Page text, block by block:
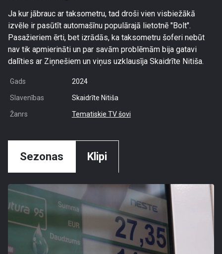
Ja kur jābrauc ar taksometru, tad droši vien visbiežākā
izvēle ir pasūtīt automašīnu populārajā lietotnē "Bolt".
Pasažieriem ērti, bet izrādās, ka taksometru šoferi nebūt
nav tik apmierināti un par savām problēmām bija gatavi
dalīties ar Ziņnešiem un viņus uzklausīja Skaidrīte Nitiša.
Gads 2024
Slavenības Skaidrīte Nitiša
Žanrs Tematiskie TV šovi
Sezonas Klipi